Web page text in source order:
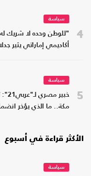
4
سياسة
"للوطن وحده لا شريك
أكاديمي إماراتي يثير
5
سياسة
خبير
مكة.. ما الذي يؤخر
الأكثر قراءة في أسبوع
سياسة